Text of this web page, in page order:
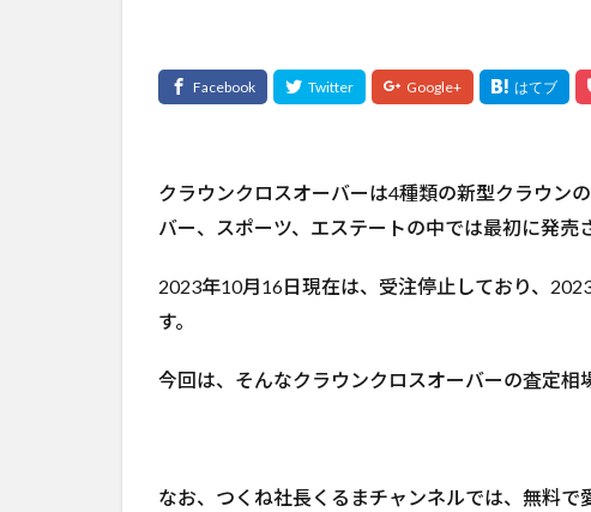
クラウンクロスオーバーは4種類の新型クラウン
バー、スポーツ、エステートの中では最初に発売
2023年10月16日現在は、受注停止しており、
す。
今回は、そんなクラウンクロスオーバーの査定相
なお、つくね社長くるまチャンネルでは、無料で